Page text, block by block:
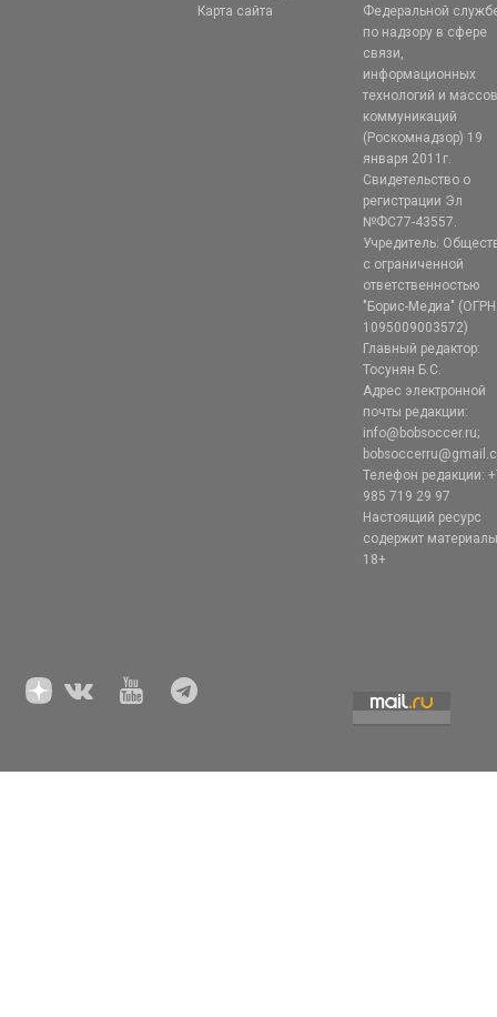
Карта сайта
Федеральной
по надзору в сфере
связи,
информационных
технологий и
коммуникаций
(Роскомнадзор) 19
января 2011г.
Свидетельство о
регистрации Эл
№ФС77-43557.
Учредитель:
с ограниченной
ответственностью
"Борис-Медиа" (ОГРН
1095009003572)
Главный редактор:
Тосунян Б.С.
Адрес электронной
почты редакции:
info@bobsoccer.ru;
Телефон редакции:
985 719 29 97
Настоящий ресурс
содержит
18+